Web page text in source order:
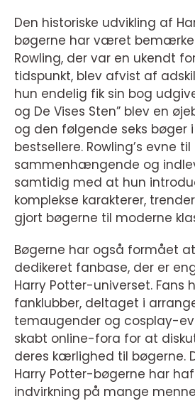
Den historiske udvikling af
bøgerne har været
Rowling, der var en ukendt
tidspunkt, blev afvist af
hun endelig fik sin bog
og De Vises Sten” blev en
og den følgende seks bøger
bestsellere. Rowling’s evne
sammenhængende og
samtidig med at hun
komplekse karakterer,
gjort bøgerne til moderne
Bøgerne har også formået
dedikeret fanbase, der er
Harry Potter-universet. Fans
fanklubber, deltaget i
temaugender og cosplay-
skabt online-fora for at
deres kærlighed til bøgerne.
Harry Potter-bøgerne har
indvirkning på mange